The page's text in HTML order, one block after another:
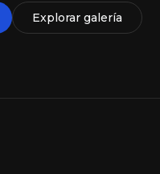
Explorar galería